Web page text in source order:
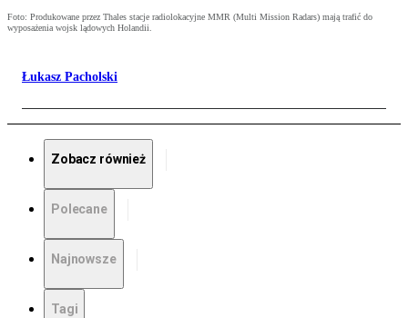
Foto: Produkowane przez Thales stacje radiolokacyjne MMR (Multi Mission Radars) mają trafić do
wyposażenia wojsk lądowych Holandii.
Łukasz Pacholski
Zobacz również
Polecane
Najnowsze
Tagi